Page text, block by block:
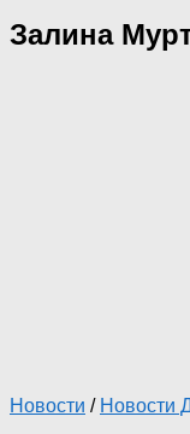
Залина
Новости / Новости